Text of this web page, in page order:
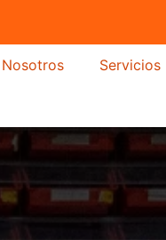
Nosotros Servicios